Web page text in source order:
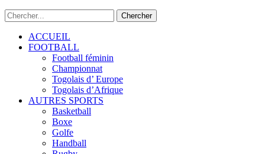
ACCUEIL
FOOTBALL
Football féminin
Championnat
Togolais d’ Europe
Togolais d’Afrique
AUTRES SPORTS
Basketball
Boxe
Golfe
Handball